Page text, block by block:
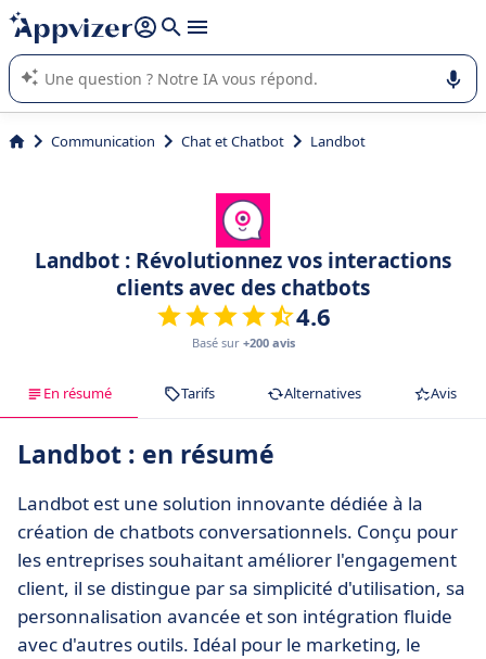
répondre (plusieurs lignes avec
L'IA de Appvizer vous guide dans l'utilisation ou la sélection de
logiciel SaaS en entreprise.
Communication Chat et Chatbot Landbot
Landbot : Révolutionnez vos interactions
clients avec des chatbots
4.6
Basé sur +200 avis
En résumé Tarifs Alternatives Avis
Landbot : en résumé
Landbot est une solution innovante dédiée à la
création de chatbots conversationnels. Conçu pour
les entreprises souhaitant améliorer l'engagement
client, il se distingue par sa simplicité d'utilisation, sa
personnalisation avancée et son intégration fluide
avec d'autres outils. Idéal pour le marketing, le